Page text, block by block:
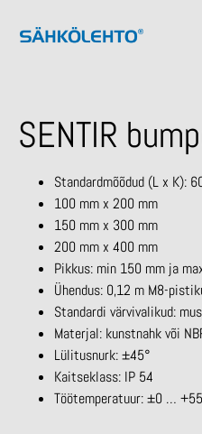
SENTIR
Standardmõõdud (L x K):
100 mm x 200 mm
150 mm x 300 mm
200 mm x 400 mm
Pikkus: min 150 mm ja
Ühendus: 0,12 m M8-
Standardi värvivalikud:
Materjal: kunstnahk või
Lülitusnurk: ±45°
Kaitseklass: IP 54
Töötemperatuur: ±0 …